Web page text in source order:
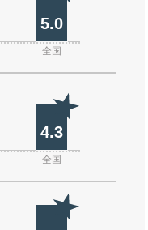
5.0
全国
4.3
全国